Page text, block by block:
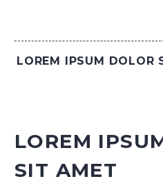
LOREM IPSUM DOLOR
LOREM
SIT AMET